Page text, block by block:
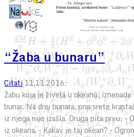
“Žaba u bunaru”
Citati 11.11.2016.
Žabu koja je živela u okeanu,
bunar. Na dnu bunara, ona srete
iz njega nije izašla. Druga pita prvu: –
iz okeana. – Kakav je taj okean? –